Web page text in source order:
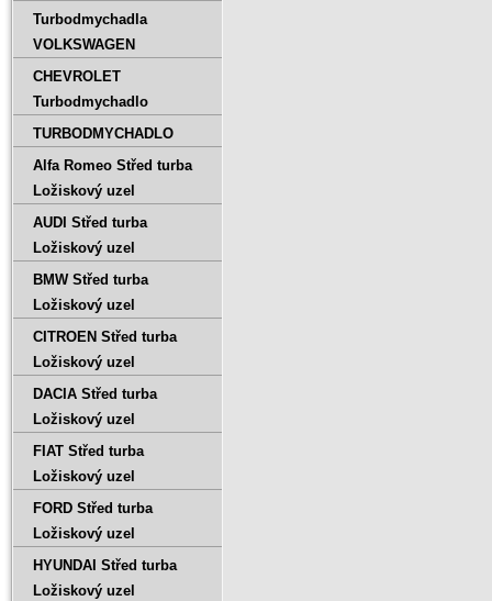
Turbodmychadla
VOLKSWAGEN
CHEVROLET
Turbodmychadlo
TURBODMYCHADLO
Alfa Romeo Střed turba
Ložiskový uzel
AUDI Střed turba
Ložiskový uzel
BMW Střed turba
Ložiskový uzel
CITROEN Střed turba
Ložiskový uzel
DACIA Střed turba
Ložiskový uzel
FIAT Střed turba
Ložiskový uzel
FORD Střed turba
Ložiskový uzel
HYUNDAI Střed turba
Ložiskový uzel